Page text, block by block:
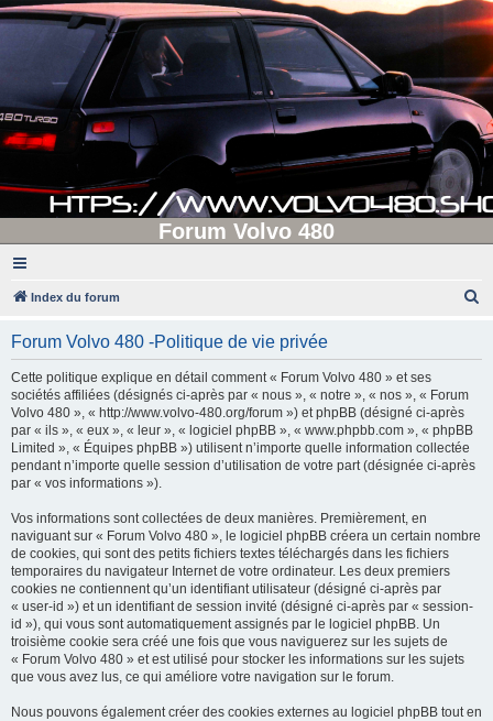
Forum Volvo 480
Index du forum
Forum Volvo 480 -Politique de vie privée
Cette politique explique en détail comment « Forum Volvo 480 » et ses
sociétés affiliées (désignés ci-après par « nous », « notre », « nos », « Forum
Volvo 480 », « http://www.volvo-480.org/forum ») et phpBB (désigné ci-après
par « ils », « eux », « leur », « logiciel phpBB », « www.phpbb.com », « phpBB
Limited », « Équipes phpBB ») utilisent n’importe quelle information collectée
pendant n’importe quelle session d’utilisation de votre part (désignée ci-après
par « vos informations »).
Vos informations sont collectées de deux manières. Premièrement, en
naviguant sur « Forum Volvo 480 », le logiciel phpBB créera un certain nombre
de cookies, qui sont des petits fichiers textes téléchargés dans les fichiers
temporaires du navigateur Internet de votre ordinateur. Les deux premiers
cookies ne contiennent qu’un identifiant utilisateur (désigné ci-après par
« user-id ») et un identifiant de session invité (désigné ci-après par « session-
id »), qui vous sont automatiquement assignés par le logiciel phpBB. Un
troisième cookie sera créé une fois que vous naviguerez sur les sujets de
« Forum Volvo 480 » et est utilisé pour stocker les informations sur les sujets
que vous avez lus, ce qui améliore votre navigation sur le forum.
Nous pouvons également créer des cookies externes au logiciel phpBB tout en